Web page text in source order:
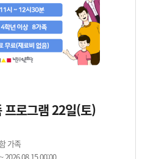
프로그램 22일(토)
가족